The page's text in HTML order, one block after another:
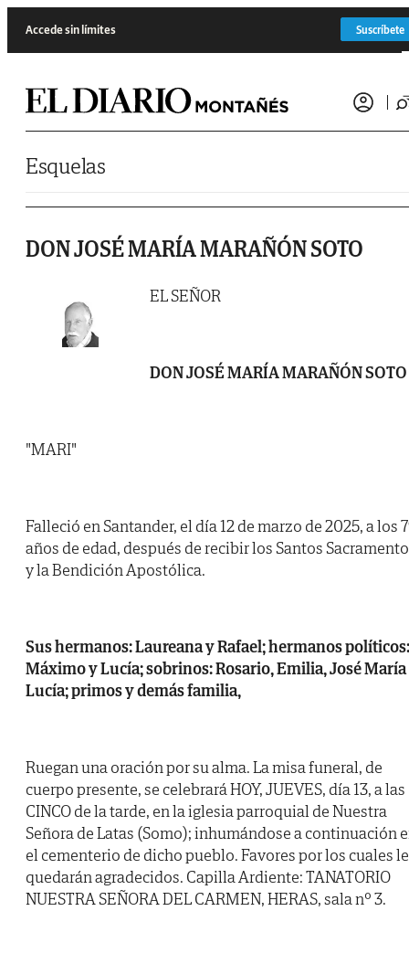
Accede sin límites Suscríbete
Esquelas
DON JOSÉ MARÍA MARAÑÓN SOTO
EL SEÑOR
DON JOSÉ MARÍA MARAÑÓN SOTO
"MARI"
Falleció en Santander, el día 12 de marzo de 2025, a los
años de edad, después de recibir los Santos
y la Bendición Apostólica.
Sus hermanos: Laureana y Rafael; hermanos políticos:
Máximo y Lucía; sobrinos: Rosario, Emilia, José
Lucía; primos y demás familia,
Ruegan una oración por su alma. La misa funeral, de
cuerpo presente, se celebrará HOY, JUEVES, día 13, a las
CINCO de la tarde, en la iglesia parroquial de Nuestra
Señora de Latas (Somo); inhumándose a continuación
el cementerio de dicho pueblo. Favores por los cuales
quedarán agradecidos. Capilla Ardiente: TANATORIO
NUESTRA SEÑORA DEL CARMEN, HERAS, sala nº 3.